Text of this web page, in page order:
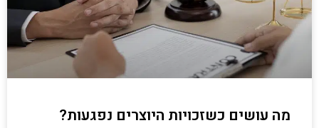
מה עושים כשזכויות היוצרים נפגעות?